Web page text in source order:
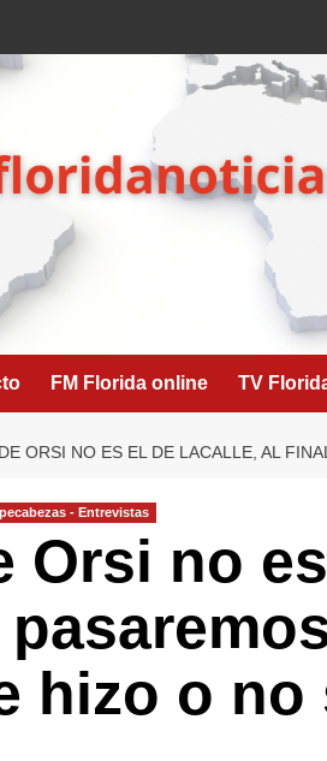
FM Florida online TV
ORSI NO ES EL DE LACALLE, AL
- Entrevistas
Orsi no
hizo o no